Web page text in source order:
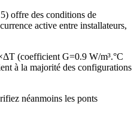
offre des conditions de
active entre installateurs,
(coefficient G=0.9 W/m³.°C
à la majorité des configurations
néanmoins les ponts